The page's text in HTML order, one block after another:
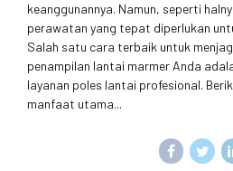
keanggunannya. Namun, seperti
perawatan yang tepat diperlukan
Salah satu cara terbaik untuk
penampilan lantai marmer Anda
layanan poles lantai profesional.
manfaat utama...